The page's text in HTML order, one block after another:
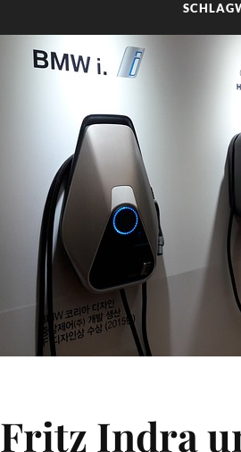
Fritz Indra